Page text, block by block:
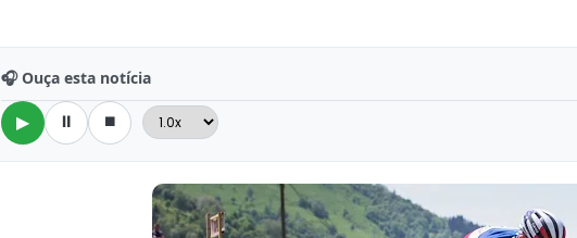
🎧 Ouça esta notícia
▶ ⏸ ⏹